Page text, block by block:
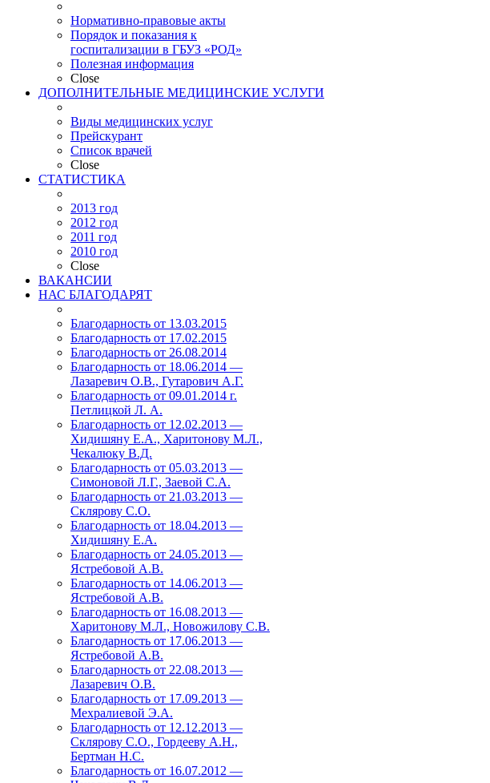
Нормативно-правовые акты
Порядок и показания к
госпитализации в ГБУЗ «РОД»
Полезная информация
Close
ДОПОЛНИТЕЛЬНЫЕ МЕДИЦИНСКИЕ УСЛУГИ
Виды медицинских услуг
Прейскурант
Список врачей
Close
СТАТИСТИКА
2013 год
2012 год
2011 год
2010 год
Close
ВАКАНСИИ
НАС БЛАГОДАРЯТ
Благодарность от 13.03.2015
Благодарность от 17.02.2015
Благодарность от 26.08.2014
Благодарность от 18.06.2014 —
Лазаревич О.В., Гутарович А.Г.
Благодарность от 09.01.2014 г.
Петлицкой Л. А.
Благодарность от 12.02.2013 —
Хидишяну Е.А., Харитонову М.Л.,
Чекалюку В.Д.
Благодарность от 05.03.2013 —
Симоновой Л.Г., Заевой С.А.
Благодарность от 21.03.2013 —
Склярову С.О.
Благодарность от 18.04.2013 —
Хидишяну Е.А.
Благодарность от 24.05.2013 —
Ястребовой А.В.
Благодарность от 14.06.2013 —
Ястребовой А.В.
Благодарность от 16.08.2013 —
Харитонову М.Л., Новожилову С.В.
Благодарность от 17.06.2013 —
Ястребовой А.В.
Благодарность от 22.08.2013 —
Лазаревич О.В.
Благодарность от 17.09.2013 —
Мехралиевой Э.А.
Благодарность от 12.12.2013 —
Склярову С.О., Гордееву А.Н.,
Бертман Н.С.
Благодарность от 16.07.2012 —